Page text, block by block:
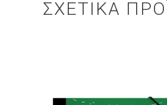
ΣΧΕΤΙΚΆ